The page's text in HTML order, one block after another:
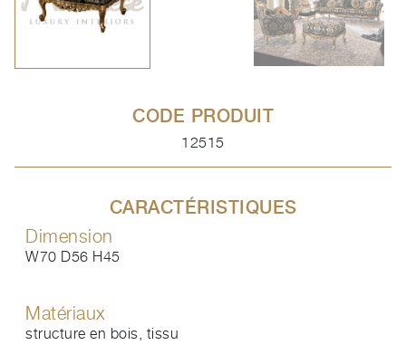
CODE PRODUIT
12515
CARACTÉRISTIQUES
Dimension
W70 D56 H45
Matériaux
structure en bois, tissu